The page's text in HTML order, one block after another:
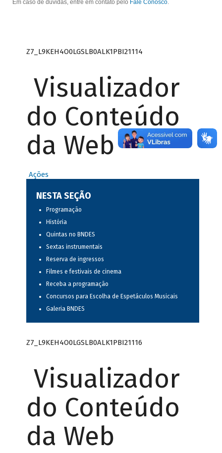
Em caso de dúvidas, entre em contato pelo Fale Conosco.
Z7_L9KEH4O0LGSLB0ALK1PBI21114
Visualizador
do Conteúdo
da Web
Ações
NESTA SEÇÃO
Programação
História
Quintas no BNDES
Sextas instrumentais
Reserva de ingressos
Filmes e festivais de cinema
Receba a programação
Concursos para Escolha de Espetáculos Musicais
Galeria BNDES
Z7_L9KEH4O0LGSLB0ALK1PBI21116
Visualizador
do Conteúdo
da Web